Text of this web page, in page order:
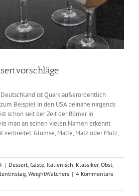
ist Quark außerordentlich
Beispiel in den USA beinahe nirgends
schon seit der Zeit der Römer in
man an seinen vielen Namen erkennt
verbreitet. Glumse, Matte, Matz oder Mutz,
| Dessert Gäste Italienisch Klassiker, Obst
WeightWatchers | 4 Kommentare